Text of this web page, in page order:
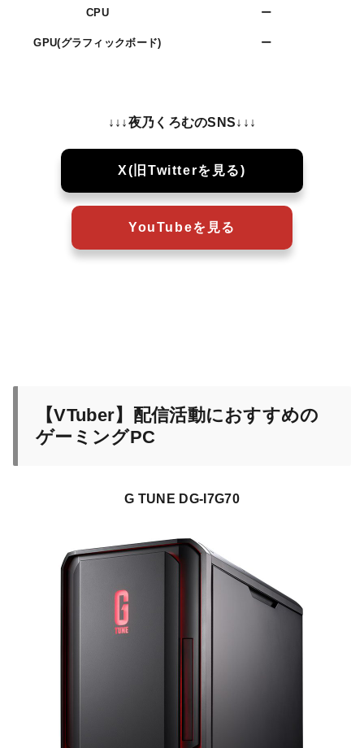
CPU ー
GPU(グラフィックボード) ー
↓↓↓夜乃くろむのSNS↓↓↓
X(旧Twitterを見る)
YouTubeを見る
【VTuber】配信活動におすすめの
ゲーミングPC
G TUNE DG-I7G70